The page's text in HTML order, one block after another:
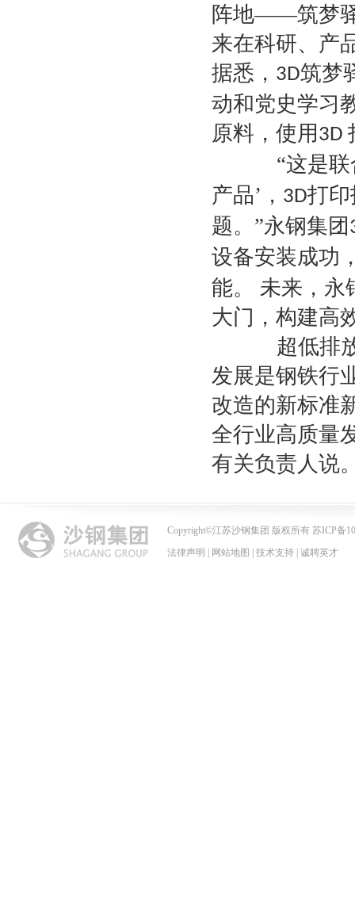
阵地——筑梦
来在科研、产
据悉， 3D筑梦
动和党史学习
原料，使用 3D
“这是联
产品’， 3D打
题。”永钢集团
设备安装成功
能。
未来，永
大门，构建高
超低排放
发展是钢铁行
改造的新标准
全行业高质量
有关负责人说
Copyright©江苏沙钢集团 版权所有 苏ICP备
法律声明
网站地图 技术支持 诚聘英才